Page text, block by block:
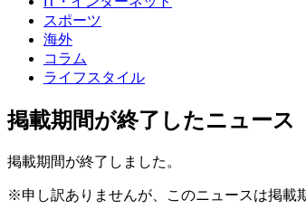
スポーツ
海外
コラム
ライフスタイル
掲載期間が終了したニュース
掲載期間が終了しました。
※申し訳ありませんが、このニュースは掲載